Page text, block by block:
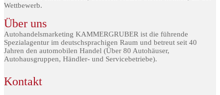
Wettbewerb.
Über uns
Autohandelsmarketing KAMMERGRUBER ist die führende
Spezialagentur im deutschsprachigen Raum und betreut seit 40
Jahren den automobilen Handel (Über 80 Autohäuser,
Autohausgruppen, Händler- und Servicebetriebe).
Kontakt